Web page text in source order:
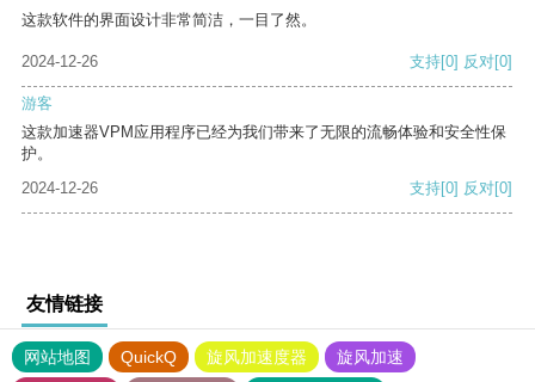
这款软件的界面设计非常简洁，一目了然。
2024-12-26 支持[0] 反对[0]
游客
这款加速器VPM应用程序已经为我们带来了无限的流畅体验和安全性保
护。
2024-12-26
支持[0] 反对[0]
友情链接
网站地图 QuickQ 旋风加速度器
旋风加速